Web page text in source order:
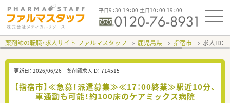
平日9：30-19：00 土日10：00-19：00
薬剤師の転職・求人サイト ファルマスタッフ 鹿児島県 指宿市 求人ID：
更新日： 2026/06/26 薬剤師求人ID： 714515
【指宿市】≪急募！派遣募集≫≪17：00終業≫駅近10分、
車通勤も可能！約100床のケアミックス病院